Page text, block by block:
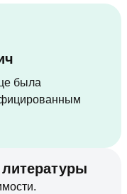
была